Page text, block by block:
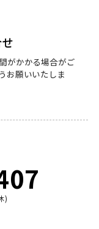
がかかる場合がご
お願いいたしま
)